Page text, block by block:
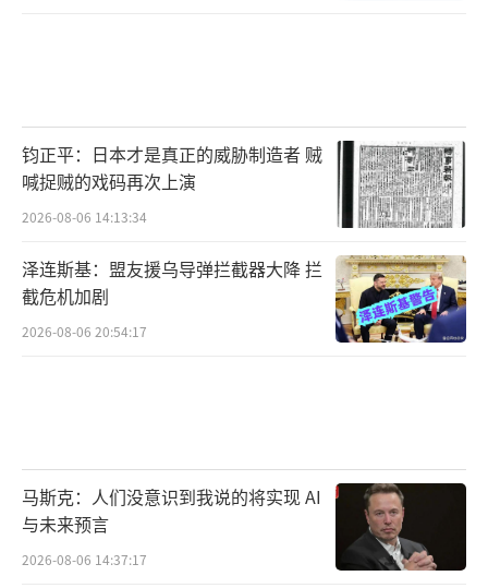
钧正平：日本才是真正的威胁制造者 贼
喊捉贼的戏码再次上演
2026-08-06 14:13:34
泽连斯基：盟友援乌导弹拦截器大降 拦
截危机加剧
2026-08-06 20:54:17
马斯克：人们没意识到我说的将实现 AI
与未来预言
2026-08-06 14:37:17